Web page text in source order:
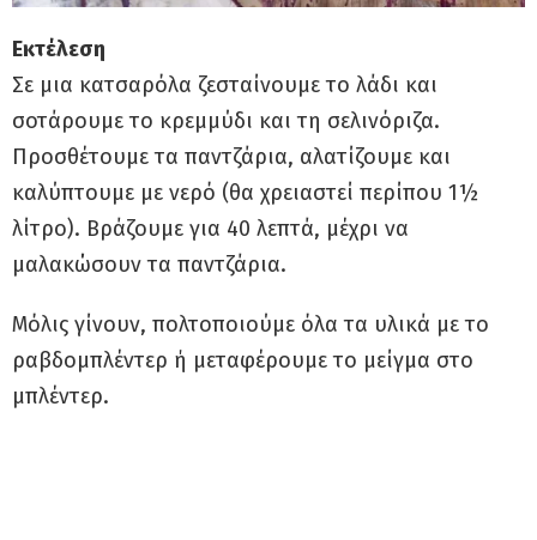
Εκτέλεση
Σε μια κατσαρόλα ζεσταίνουμε το λάδι και
σοτάρουμε το κρεμμύδι και τη σελινόριζα.
Προσθέτουμε τα παντζάρια, αλατίζουμε και
καλύπτουμε με νερό (θα χρειαστεί περίπου 1½
λίτρο). Βράζουμε για 40 λεπτά, μέχρι να
μαλακώσουν τα παντζάρια.
Μόλις γίνουν, πολτοποιούμε όλα τα υλικά με το
ραβδομπλέντερ ή μεταφέρουμε το μείγμα στο
μπλέντερ.